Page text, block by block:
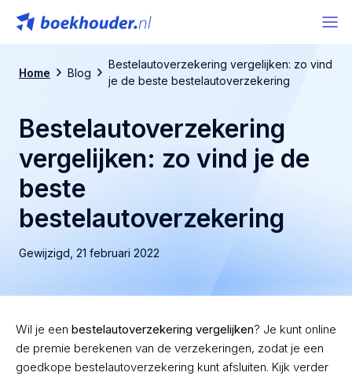
Home Blog
Bestelautoverzekering vergelijken: zo vind
je de beste bestelautoverzekering
Bestelautoverzekering
vergelijken: zo vind je de
beste
bestelautoverzekering
Gewijzigd, 21 februari 2022
Wil je een bestelautoverzekering vergelijken? Je kunt online
de premie berekenen van de verzekeringen, zodat je een
goedkope bestelautoverzekering kunt afsluiten. Kijk verder